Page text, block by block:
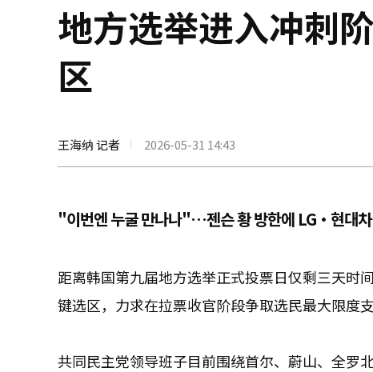
地方选举进入冲刺
区
王海纳 记者 2026-05-31 14:43
"이번엔 누굴 만나나"…젠슨 황 방한에 LG·현대
距离韩国第九届地方选举正式投票日仅剩三天时
键选区，力求在拉票收官阶段争取选民最大限度支
共同民主党领导班子目前围绕首尔、蔚山、全罗